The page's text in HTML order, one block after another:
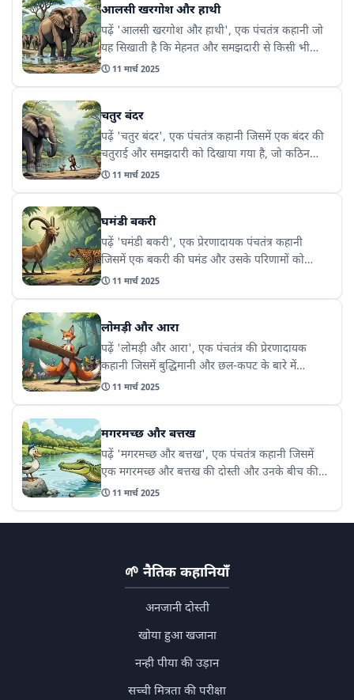
आलसी खरगोश और हाथी
पढ़ें 'आलसी खरगोश और हाथी', एक पंचतंत्र कहानी जो
यह सिखाती है कि मेहनत और समझदारी से किसी भी
मुश्किल को हल किया जा सकता है। यह कहानी हमें यह
भी बताती है कि आलस्य और ढीला व्यवहार कभी भी
🕔11 मार्च 2025
चतुर बंदर
पढ़ें 'चतुर बंदर', एक पंचतंत्र कहानी जिसमें एक बंदर की
चतुराई और समझदारी को दिखाया गया है, जो कठिन
परिस्थितियों में अपनी बुद्धिमानी से सभी को चौंका देता
है। यह कहानी हमें यह सिखाती है कि मुश्किल समय में
🕔11 मार्च 2025
घमंडी बकरी
पढ़ें 'घमंडी बकरी', एक प्रेरणादायक पंचतंत्र कहानी
जिसमें एक बकरी की घमंड और उसके परिणामों को
दिखाया गया है। यह कहानी हमें यह सिखाती है कि घमंड
करने से हमेशा नुकसान होता है और हमें विनम्र रहना
🕔11 मार्च 2025
लोमड़ी और आरा
पढ़ें 'लोमड़ी और आरा', एक पंचतंत्र की प्रेरणादायक
कहानी जिसमें बुद्धिमानी और छल-कपट के बारे में
महत्वपूर्ण संदेश दिया गया है। यह कहानी हमें यह सिखाती
है कि हमें किसी के झूठे बहकावे में नहीं आना चाहिए।
🕔11 मार्च 2025
मगरमच्छ और बत्तख
पढ़ें 'मगरमच्छ और बत्तख', एक पंचतंत्र कहानी जिसमें
एक मगरमच्छ और बत्तख की दोस्ती और उनके बीच की
चालाकी को दिखाया गया है। यह कहानी हमें यह सिखाती
है कि कैसे समझदारी और चतुराई से बड़ी से बड़ी
समस्याओं को हल किया जा सकता है।
🕔11 मार्च 2025
🌱 नैतिक कहानियाँ
अनजानी दोस्ती
खोया हुआ खजाना
नन्ही पीया की उड़ान
सच्ची मित्रता की परीक्षा